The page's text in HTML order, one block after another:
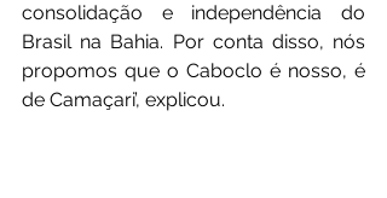
consolidação e independência do
Brasil na Bahia. Por conta disso, nós
propomos que o Caboclo é nosso, é
de Camaçari’, explicou.